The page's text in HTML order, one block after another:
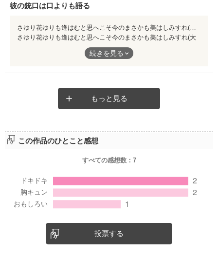
彼の銃口は口よりも語る
さゆり花ゆりも逢はむと思へこそ今のまさかも美はしみすれ(大伴家持) 百合の花ことばは、 威厳 純潔、無垢 貴重、純愛 だそうです。 そんな百合の花束を左手に抱えた男が一人。 伸びた右腕の先には拳銃。 これは切ないラブストーリー？ それとも痛快アクションですか？ どうしても話してみたくて、 ワイルドにお食事中の彼に聞いたら、 「食事は静かに摂りたいんだ。」 お返事は、冷ややかでした。ﾊﾞﾁｭﾝ。 此方の作品は作者様のサスペンス【ロシアンルーレット】（遂に完結！）の番外編です。 一週間では短すぎる！に違いありませんので、是非そちらもお勧め致します。
さゆり花ゆりも逢はむと思へこそ今のまさかも美はしみすれ(大
貴重、純愛 だそうです。
これは切ないラブストーリー？
ワイルドにお食事中の彼に聞いたら、
「食事は静かに摂りたいんだ。」
お返事は、冷ややかでした。ﾊﾞﾁｭﾝ。
此方の作品は作者様のサスペンス【ロシアンルーレット】（遂に
完結！）の番外編です。
一週間では短すぎる！に違いありませんので、是非そちらもお勧
続きを見る
もっと見る
この作品のひとこと感想
すべての感想数： 7
投票する